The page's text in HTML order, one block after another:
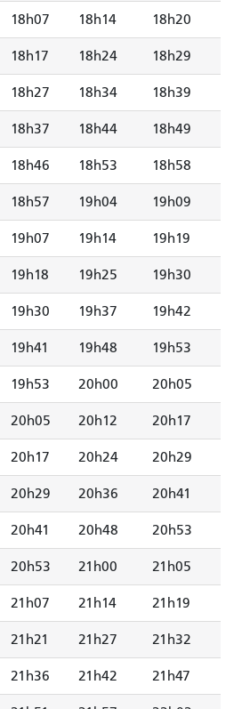
18h07 18h14 18h20
18h17 18h24 18h29
18h27 18h34 18h39
18h37 18h44 18h49
18h46 18h53 18h58
18h57 19h04 19h09
19h07 19h14 19h19
19h18 19h25 19h30
19h30 19h37 19h42
19h41 19h48 19h53
19h53 20h00 20h05
20h05 20h12 20h17
20h17 20h24 20h29
20h29 20h36 20h41
20h41 20h48 20h53
20h53 21h00 21h05
21h07 21h14 21h19
21h21 21h27 21h32
21h36 21h42 21h47